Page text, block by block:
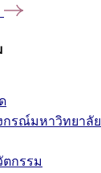
กรณ์มหาวิทยาลัย
ตกรรม